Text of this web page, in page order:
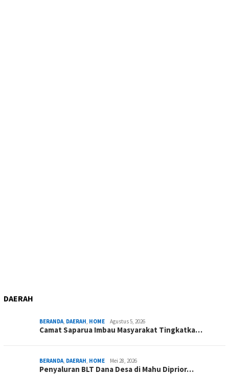
DAERAH
BERANDA, DAERAH, HOME Agustus 5, 2026
Camat Saparua Imbau Masyarakat Tingkatka…
BERANDA, DAERAH, HOME Mei 28, 2026
Penyaluran BLT Dana Desa di Mahu Diprior…